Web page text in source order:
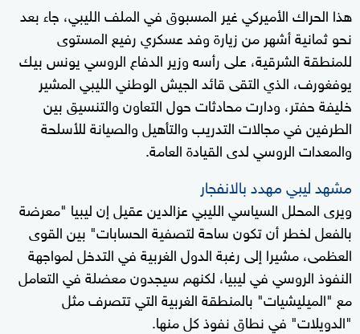
هذا الحراك الأميركي غير المسبوق في الملف الليبي، جاء بعد
نحو ثمانية أشهر من زيارة وفد عسكري رفيع المستوى
للمنطقة الشرقية، على رأسه وزير الدفاع الروسي يونس بيك
يوفغورف، الذي التقى قائد الجيش الوطني الليبي المشير
خليفة حفتر، ودارت محادثات حول التعاون والتنسيق بين
الطرفين في مجالات التدريب والتأهيل والصيانة للأسلحة
والمعدات الروسي لدى القيادة العامة.
مشهد ليبي مهدد بالانفجار
ويرى المحلل السياسي الليبي عزالدين عقيل إن ليبيا "معرضة
بالفعل لخطر أن تكون ساحة لتصفية الحسابات" بين القوى
العظمى، مشيرا إلى رغبة الدول الغربية في التدخل لمواجهة
النفوذ الروسي في ليبيا، لكنهم سيجدون معضلة في التعامل
مع "الميليشيات" بالمنطقة الغربية التي تتصرف مثل
"الدويلات" في نطاق نفوذ كل منها.